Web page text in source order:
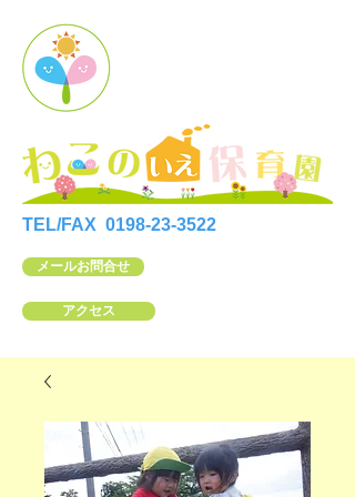
TEL/FAX 0198-23-3522
メールお問合せ
アクセス